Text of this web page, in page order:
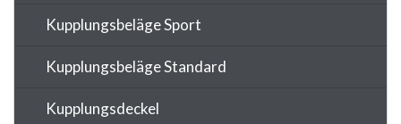
Kupplungsbeläge Sport
Kupplungsbeläge Standard
Kupplungsdeckel